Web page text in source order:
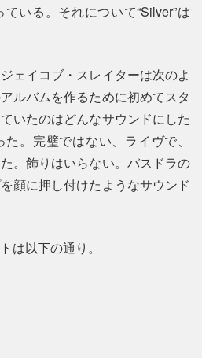
いる。それについて“Silver”は
ェイコブ・スレイターは次のよ
ルバムを作るために初めてスタ
いたのはどんなサウンドにした
。完璧ではない、ライヴで、
。飾りはいらない。バスドラの
顔に押し付けたようなサウンド
は以下の通り。